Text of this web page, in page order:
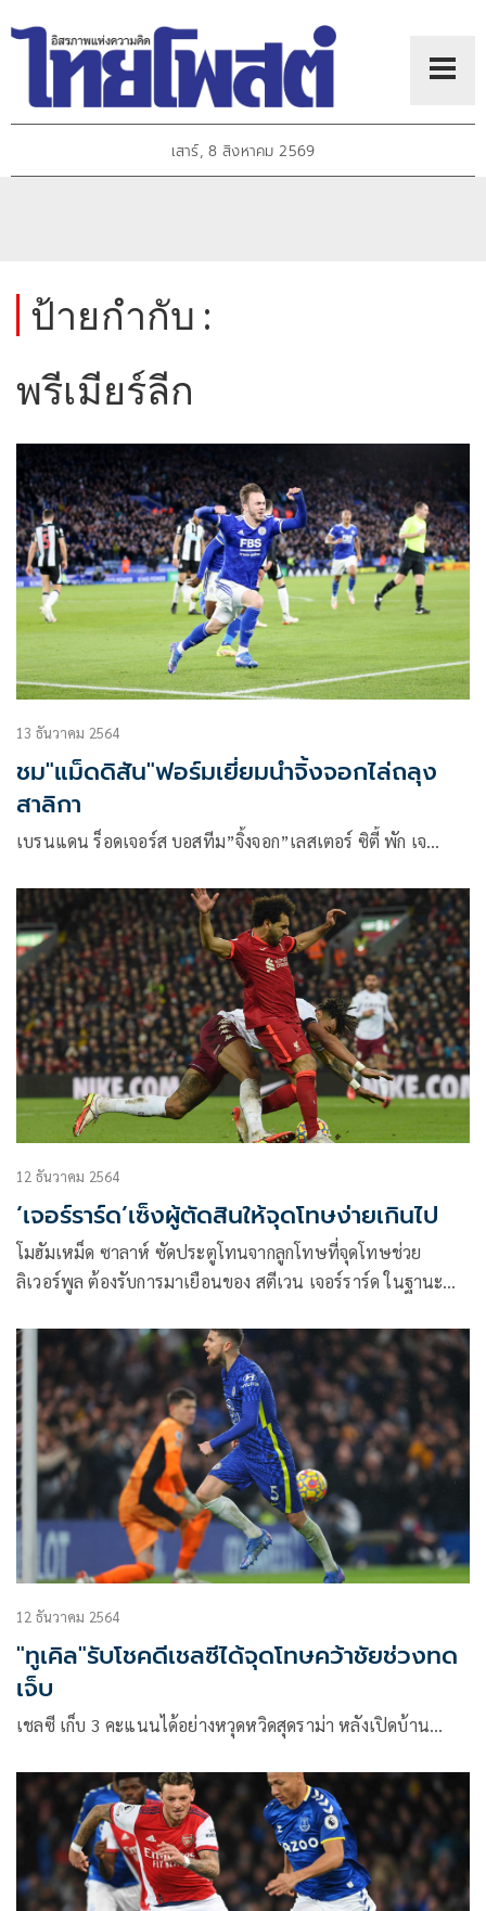
เสาร์, 8 สิงหาคม 2569
ป้ายกำกับ :
พรีเมียร์ลีก
13 ธันวาคม 2564
ชม"แม็ดดิสัน"ฟอร์มเยี่ยมนำจิ้งจอกไล่ถลุง
สาลิกา
เบรนแดน ร็อดเจอร์ส บอสทีม”จิ้งจอก”เลสเตอร์ ซิตี้ พัก เจ…
12 ธันวาคม 2564
‘เจอร์ราร์ด’เซ็งผู้ตัดสินให้จุดโทษง่ายเกินไป
โมฮัมเหม็ด ซาลาห์ ซัดประตูโทนจากลูกโทษที่จุดโทษช่วย
ลิเวอร์พูล ต้องรับการมาเยือนของ สตีเวน เจอร์ราร์ด ในฐานะ
12 ธันวาคม 2564
"ทูเคิล"รับโชคดีเชลซีได้จุดโทษคว้าชัยช่วงทด
เจ็บ
เชลซี เก็บ 3 คะแนนได้อย่างหวุดหวิดสุดราม่า หลังเปิดบ้าน…